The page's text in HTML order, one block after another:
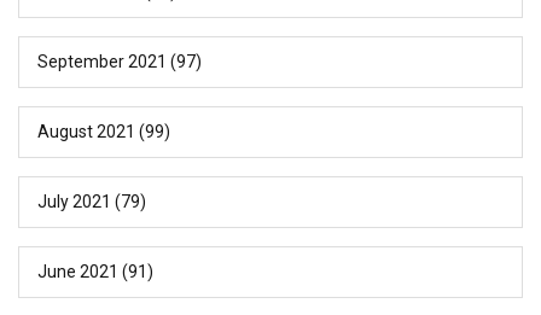
September 2021 (97)
August 2021 (99)
July 2021 (79)
June 2021 (91)